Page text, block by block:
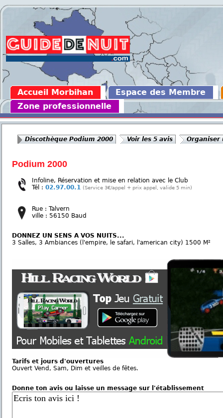
Accueil Morbihan
Espace des Membre
Zone professionnelle
Discothèque Podium 2000 Voir les 5 avis Organiser
Podium 2000
Infoline, Réservation et mise en relation avec le Club
Tél : 02.97.00.1 (Service 3€/appel + prix appel, valide 5 min)
Rue : Talvern
ville : 56150 Baud
DONNEZ UN SENS A VOS NUITS...
3 Salles, 3 Ambiances (l'empire, le safari, l'american city) 1500 M²
Tarifs et jours d'ouvertures
Ouvert Vend, Sam, Dim et veilles de fêtes.
Donne ton avis ou laisse un message sur l'établissement